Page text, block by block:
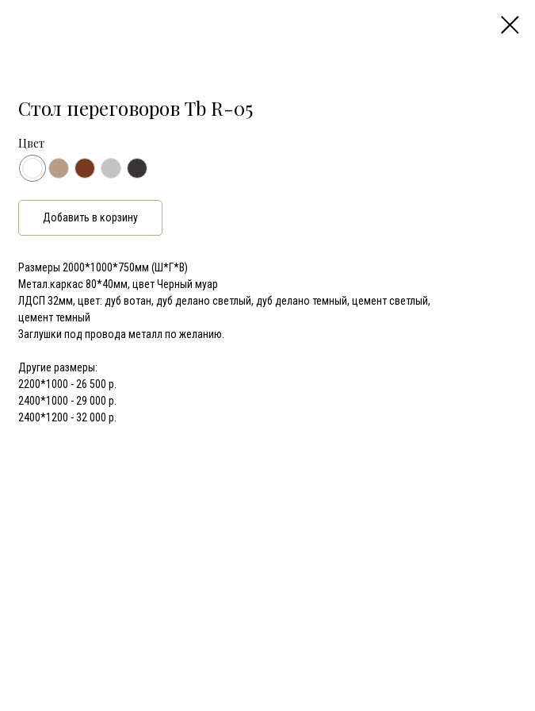
Стол переговоров Tb R-05
Цвет
Добавить в корзину
Размеры 2000*1000*750мм (Ш*Г*В)
Метал.каркас 80*40мм, цвет Черный муар
ЛДСП 32мм, цвет: дуб вотан, дуб делано светлый, дуб делано темный, цемент светлый,
цемент темный
Заглушки под провода металл по желанию.
Другие размеры:
2200*1000 - 26 500 р.
2400*1000 - 29 000 р.
2400*1200 - 32 000 р.